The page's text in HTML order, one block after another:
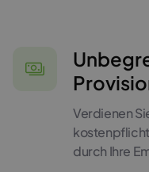
Verdienen
durch Ihre